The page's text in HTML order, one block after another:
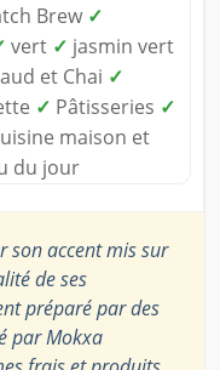
Brew ✓
vert ✓ jasmin vert
et Chai ✓
✓ Pâtisseries ✓
maison et
du jour
son accent mis sur
de ses
préparé par des
par Mokxa